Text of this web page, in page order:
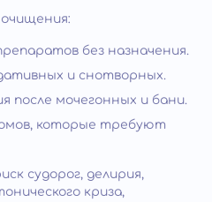
без назначения.
и снотворных.
после мочегонных и бани.
которые требуют
судорог, делирия,
криза,